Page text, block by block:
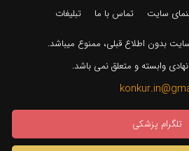
سایت تماس با ما تبلیغات
بدون اطلاع قبلی، ممنوع میباشد.
وابسته و متعلق نمی باشد.
تلگرام پزشکی